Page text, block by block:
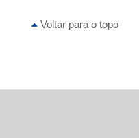
Voltar para o topo